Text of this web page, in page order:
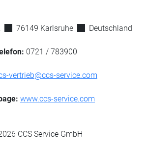
76149 Karlsruhe Deutschland
0721 / 783900
vertrieb@ccs-service.com
www.ccs-service.com
CCS Service GmbH